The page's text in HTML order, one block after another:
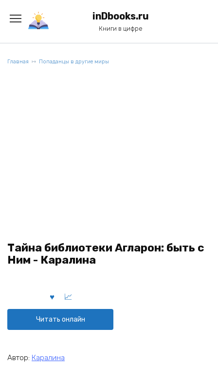
содержанию
inDbooks.ru
Книги в цифре
Главная Попаданцы в другие миры
Тайна библиотеки Агларон: быть с
Ним - Каралина
Читать онлайн
Автор: Каралина